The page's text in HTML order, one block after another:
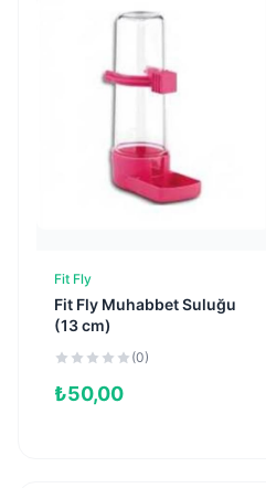
Fit Fly
Fit Fly Muhabbet Suluğu
(13 cm)
(0)
₺50,00